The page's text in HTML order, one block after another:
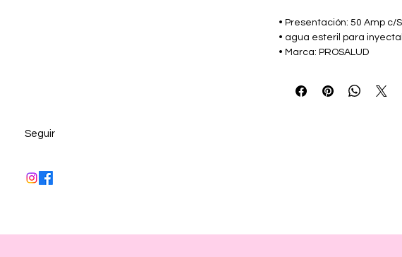
• Presentación: 50 Amp c/
• agua esteril para
• Marca: PROSALUD
Seguir